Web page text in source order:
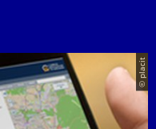
© placit